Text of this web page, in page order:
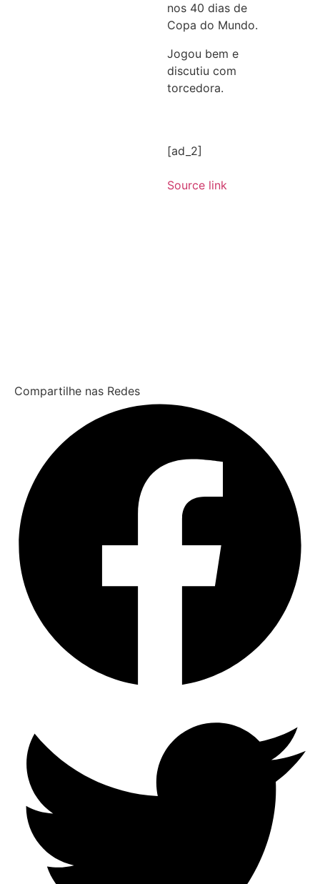
nos 40 dias de
Copa do Mundo.
Jogou bem e
discutiu com
torcedora.
[ad_2]
Source link
Compartilhe nas Redes